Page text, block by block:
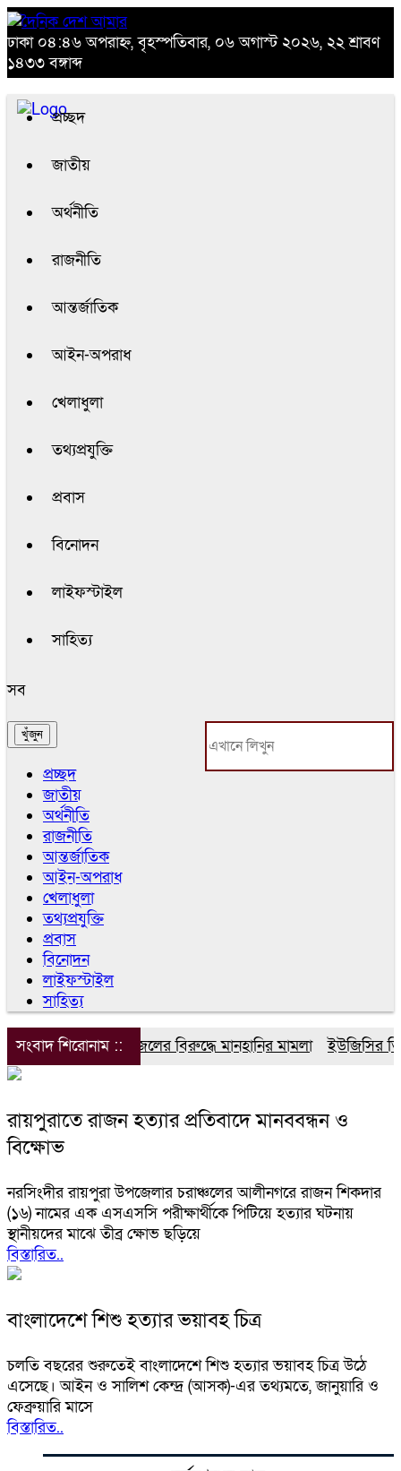
ঢাকা ০৪:৪৬ অপরাহ্ন, বৃহস্পতিবার, ০৬ অগাস্ট ২০২৬, ২২ শ্রাবণ
১৪৩৩ বঙ্গাব্দ
প্রচ্ছদ
জাতীয়
অর্থনীতি
রাজনীতি
আন্তর্জাতিক
আইন-অপরাধ
খেলাধুলা
তথ্যপ্রযুক্তি
প্রবাস
বিনোদন
লাইফস্টাইল
সাহিত্য
সব
প্রচ্ছদ
জাতীয়
অর্থনীতি
রাজনীতি
আন্তর্জাতিক
আইন-অপরাধ
খেলাধুলা
তথ্যপ্রযুক্তি
প্রবাস
বিনোদন
লাইফস্টাইল
সাহিত্য
সংবাদ শিরোনাম ::ডিপজলের বিরুদ্ধে মানহানির মামলা ইউজিসির
রায়পুরাতে রাজন হত্যার প্রতিবাদে মানববন্ধন ও
বিক্ষোভ
নরসিংদীর রায়পুরা উপজেলার চরাঞ্চলের আলীনগরে রাজন শিকদার
(১৬) নামের এক এসএসসি পরীক্ষার্থীকে পিটিয়ে হত্যার ঘটনায়
স্থানীয়দের মাঝে তীব্র ক্ষোভ ছড়িয়ে
বিস্তারিত..
বাংলাদেশে শিশু হত্যার ভয়াবহ চিত্র
চলতি বছরের শুরুতেই বাংলাদেশে শিশু হত্যার ভয়াবহ চিত্র উঠে
এসেছে। আইন ও সালিশ কেন্দ্র (আসক)-এর তথ্যমতে, জানুয়ারি ও
ফেব্রুয়ারি মাসে
বিস্তারিত..